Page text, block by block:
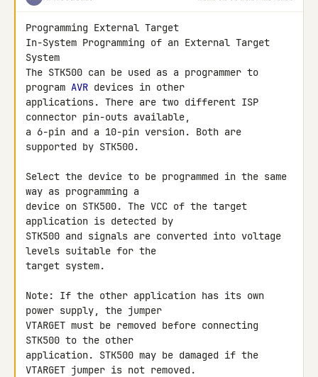
Programming External Target
In-System Programming of an External Target
System
The STK500 can be used as a programmer to
program AVR devices in other
applications. There are two different ISP
connector pin-outs available,
a 6-pin and a 10-pin version. Both are
supported by STK500.
Select the device to be programmed in the same
way as programming a
device on STK500. The VCC of the target
application is detected by
STK500 and signals are converted into voltage
levels suitable for the
target system.
Note: If the other application has its own
power supply, the jumper
VTARGET must be removed before connecting
STK500 to the other
application. STK500 may be damaged if the
VTARGET jumper is not removed.